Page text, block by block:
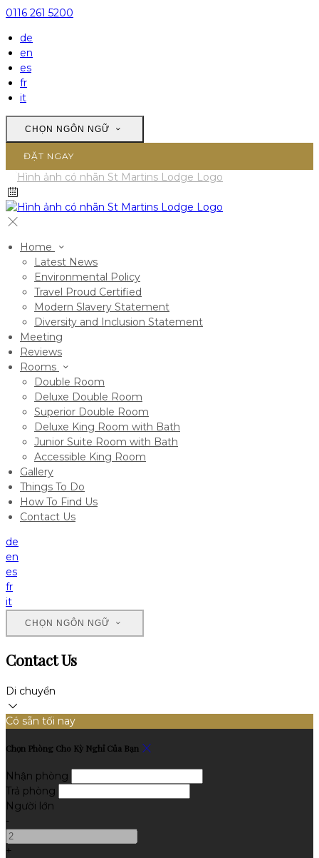
0116 261 5200
de
en
es
fr
it
CHỌN NGÔN NGỮ
ĐẶT NGAY
Home
Latest News
Environmental Policy
Travel Proud Certified
Modern Slavery Statement
Diversity and Inclusion Statement
Meeting
Reviews
Rooms
Double Room
Deluxe Double Room
Superior Double Room
Deluxe King Room with Bath
Junior Suite Room with Bath
Accessible King Room
Gallery
Things To Do
How To Find Us
Contact Us
de
en
es
fr
it
CHỌN NGÔN NGỮ
Contact Us
Di chuyển
Có sẵn tối nay
Chọn Phòng Cho Kỳ Nghỉ Của Bạn
Nhận phòng
Trả phòng
Người lớn
-
+